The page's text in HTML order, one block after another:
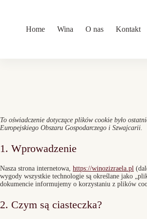
Home
Wina O nas Kontakt
To oświadczenie dotyczące plików cookie było
Europejskiego Obszaru Gospodarczego i Szwajcarii.
1. Wprowadzenie
Nasza strona internetowa, https://winozizraela.pl
wygody wszystkie technologie są określane jako
dokumencie informujemy o korzystaniu z plików
2. Czym są ciasteczka?